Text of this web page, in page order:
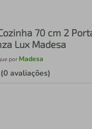
70 cm 2
Lux Madesa
por Madesa
(0 avaliações)